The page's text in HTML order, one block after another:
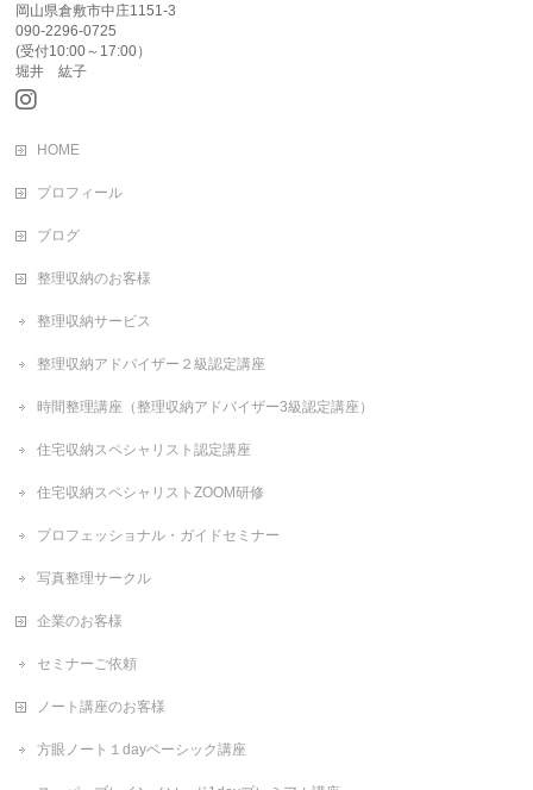
岡山県倉敷市中庄1151-3
090-2296-0725
(受付10:00～17:00）
堀井 紘子
HOME
プロフィール
ブログ
整理収納のお客様
整理収納サービス
整理収納アドバイザー２級認定講座
時間整理講座（整理収納アドバイザー3級認定講座）
住宅収納スペシャリスト認定講座
住宅収納スペシャリストZOOM研修
プロフェッショナル・ガイドセミナー
写真整理サークル
企業のお客様
セミナーご依頼
ノート講座のお客様
方眼ノート１dayベーシック講座